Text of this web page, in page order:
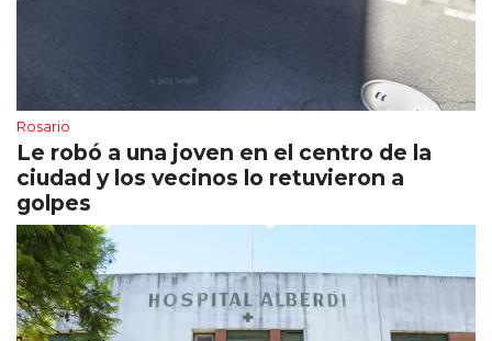
Rosario
Le robó a una joven en el centro de la
ciudad y los vecinos lo retuvieron a
golpes